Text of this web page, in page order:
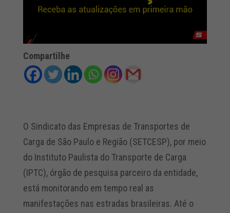
Compartilhe
O Sindicato das Empresas de Transportes de
Carga de São Paulo e Região (SETCESP), por meio
do Instituto Paulista do Transporte de Carga
(IPTC), órgão de pesquisa parceiro da entidade,
está monitorando em tempo real as
manifestações nas estradas brasileiras. Até o